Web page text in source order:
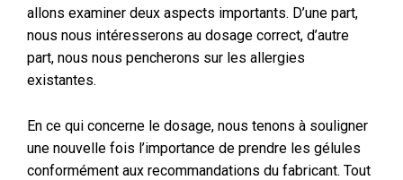
allons examiner deux aspects importants. D’une part,
nous nous intéresserons au dosage correct, d’autre
part, nous nous pencherons sur les allergies
existantes.
En ce qui concerne le dosage, nous tenons à souligner
une nouvelle fois l’importance de prendre les gélules
conformément aux recommandations du fabricant. Tout